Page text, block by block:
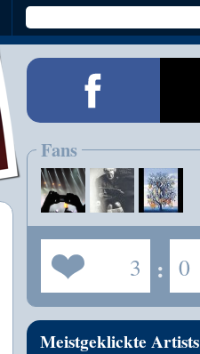
Fans
3 : 0
Meistgeklickte Artists